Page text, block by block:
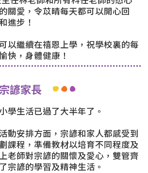
關愛，令苡晴每天都可以開心回
進步！
以繼續在禧恩上學，祝學校裏的每
快，身體健康！
諺家長
學生活已過了大半年了。
動安排方面，宗諺和家人都感受到
課程，準備教材以培育不同程度及
老師對宗諺的關懷及愛心，雙管齊
宗諺的學習及精神生活。